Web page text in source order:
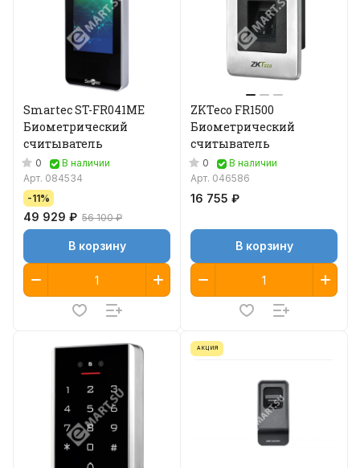
Smartec ST-FR041ME
Биометрический
считыватель
0
В наличии
Арт. 084534
-11%
49 929 ₽ 56 100 ₽
В корзину
ZKTeco FR1500
Биометрический
считыватель
0
В наличии
Арт. 046586
16 755 ₽
В корзину
АКЦИЯ